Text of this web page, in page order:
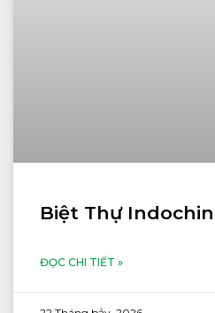
Biệt Thự
ĐỌC CHI TIẾT »